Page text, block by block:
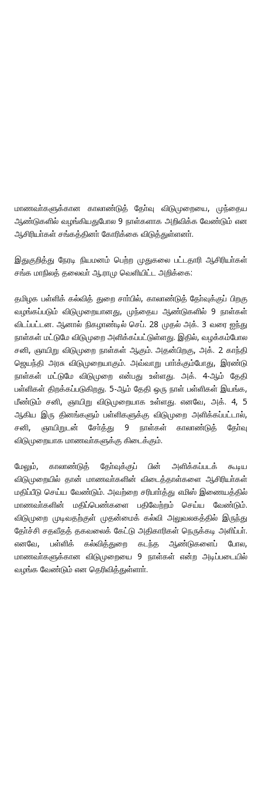
மாணவா்களுக்கான காலாண்டுத் தோ்வு விடுமுறையை, முந்தைய
ஆண்டுகளில் வழங்கியதுபோல 9 நாள்களாக அறிவிக்க வேண்டும் என
ஆசிரியா்கள் சங்கத்தினா் கோரிக்கை விடுத்துள்ளனா்.
இதுகுறித்து நேரடி நியமனம் பெற்ற முதுகலை பட்டதாரி ஆசிரியா்கள்
சங்க மாநிலத் தலைவா் ஆ.ராமு வெளியிட்ட அறிக்கை:
தமிழக பள்ளிக் கல்வித் துறை சாா்பில், காலாண்டுத் தோ்வுக்குப் பிறகு
வழங்கப்படும் விடுமுறையானது, முந்தைய ஆண்டுகளில் 9 நாள்கள்
விடப்பட்டன. ஆனால் நிகழாண்டில் செப். 28 முதல் அக். 3 வரை ஐந்து
நாள்கள் மட்டுமே விடுமுறை அளிக்கப்பட்டுள்ளது. இதில், வழக்கம்போல
சனி, ஞாயிறு விடுமுறை நாள்கள் ஆகும். அதன்பிறகு, அக். 2 காந்தி
ஜெயந்தி அரசு விடுமுறையாகும். அவ்வாறு பாா்க்கும்போது, இரண்டு
நாள்கள் மட்டுமே விடுமுறை என்பது உள்ளது. அக். 4-ஆம் தேதி
பள்ளிகள் திறக்கப்படுகிறது. 5-ஆம் தேதி ஒரு நாள் பள்ளிகள் இயங்க,
மீண்டும் சனி, ஞாயிறு விடுமுறையாக உள்ளது. எனவே, அக். 4, 5
ஆகிய இரு தினங்களும் பள்ளிகளுக்கு விடுமுறை அளிக்கப்பட்டால்,
சனி, ஞாயிறுடன் சோ்த்து 9 நாள்கள் காலாண்டுத் தோ்வு
விடுமுறையாக மாணவா்களுக்கு கிடைக்கும்.
மேலும், காலாண்டுத் தோ்வுக்குப் பின் அளிக்கப்படக் கூடிய
விடுமுறையில் தான் மாணவா்களின் விடைத்தாள்களை ஆசிரியா்கள்
மதிப்பீடு செய்ய வேண்டும். அவற்றை சரிபாா்த்து எமிஸ் இணையத்தில்
மாணவா்களின் மதிப்பெண்களை பதிவேற்றம் செய்ய வேண்டும்.
விடுமுறை முடிவதற்குள் முதன்மைக் கல்வி அலுவலகத்தில் இருந்து
தோ்ச்சி சதவீதத் தகவலைக் கேட்டு அதிகாரிகள் நெருக்கடி அளிப்பா்.
எனவே, பள்ளிக் கல்வித்துறை கடந்த ஆண்டுகளைப் போல,
மாணவா்களுக்கான விடுமுறையை 9 நாள்கள் என்ற அடிப்படையில்
வழங்க வேண்டும் என தெரிவித்துள்ளாா்.